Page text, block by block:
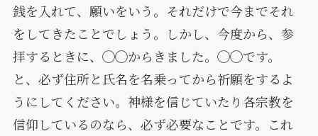
銭を入れて、願いをいう。それだけで今までそれ
をしてきたことでしょう。しかし、今度から、参
拝するときに、◯◯からきました。◯◯です。
と、必ず住所と氏名を名乗ってから祈願をするよ
うにしてください。神様を信じていたり各宗教を
信仰しているのなら、必ず必要なことです。これ